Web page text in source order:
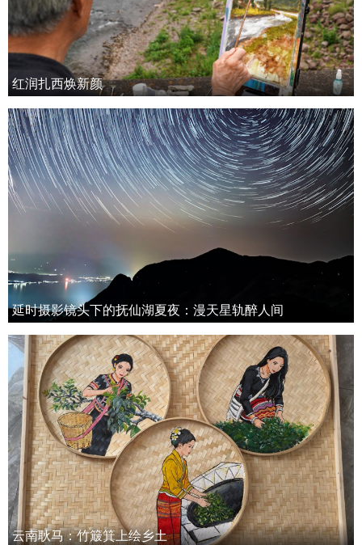
红润扎西焕新颜
延时摄影镜头下的抚仙湖夏夜：漫天星轨醉人间
云南耿马：竹簸箕上绘乡土